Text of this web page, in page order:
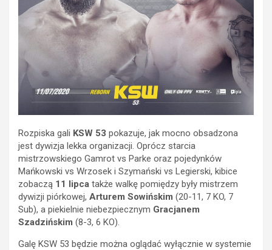
Rozpiska gali KSW 53 pokazuje, jak mocno obsadzona
jest dywizja lekka organizacji. Oprócz starcia
mistrzowskiego Gamrot vs Parke oraz pojedynków
Mańkowski vs Wrzosek i Szymański vs Legierski, kibice
zobaczą 11 lipca także walkę pomiędzy były mistrzem
dywizji piórkowej, Arturem Sowińskim (20-11, 7 KO, 7
Sub), a piekielnie niebezpiecznym Gracjanem
Szadzińskim (8-3, 6 KO).
Galę KSW 53 będzie można oglądać wyłącznie w systemie